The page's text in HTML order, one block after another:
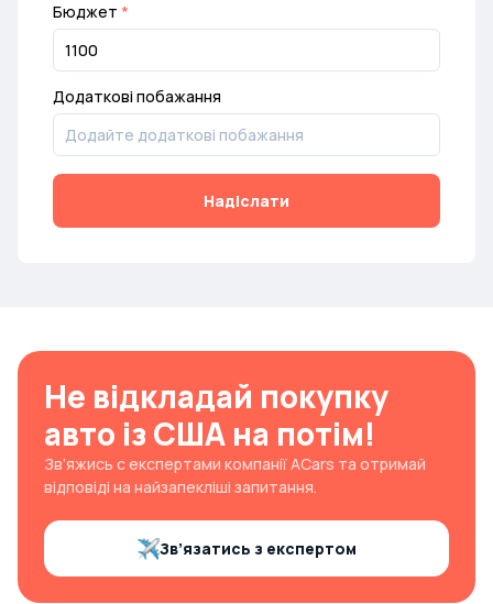
Бюджет *
Додаткові побажання
Надіслати
Не відкладай покупку
авто із США на потім!
Зв’яжись с експертами компанії ACars та отримай
відповіді на найзапекліші запитання.
Зв’язатись з експертом